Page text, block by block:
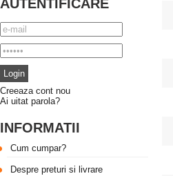
AUTENTIFICARE
Creeaza cont nou
Ai uitat parola?
INFORMATII
Cum cumpar?
Despre preturi si livrare